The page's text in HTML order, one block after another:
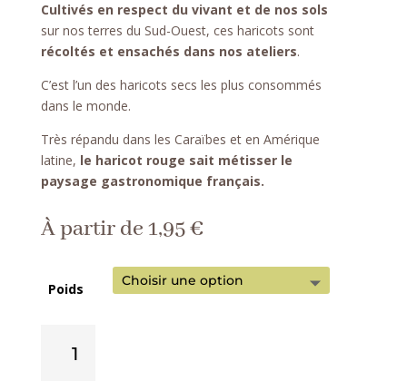
Cultivés en respect du vivant et de nos sols
sur nos terres du Sud-Ouest, ces haricots sont
récoltés et ensachés dans nos ateliers.
C’est l’un des haricots secs les plus consommés
dans le monde.
Très répandu dans les Caraïbes et en Amérique
latine, le haricot rouge sait métisser le
paysage gastronomique français.
À partir de1,95€
Poids